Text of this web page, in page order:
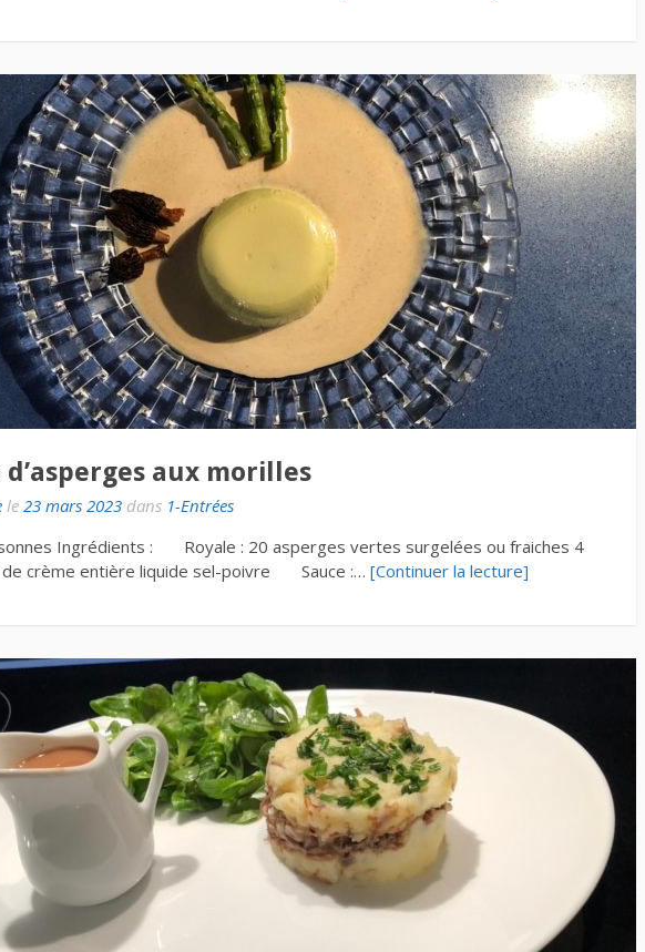
d’asperges aux morilles
le 23 mars 2023 dans 1-Entrées
Ingrédients : Royale : 20 asperges vertes surgelées ou fraiches 4
de crème entière liquide sel-poivre Sauce :… [Continuer la lecture]